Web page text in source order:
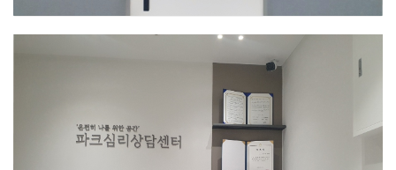
인천센터